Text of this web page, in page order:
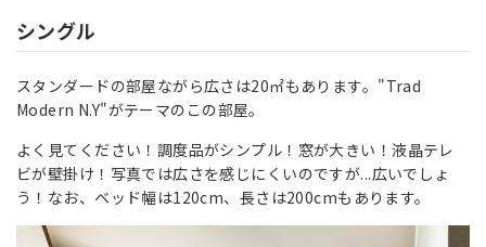
シングル
スタンダードの部屋ながら広さは20㎡もあります。"Trad
Modern N.Y"がテーマのこの部屋。
よく見てください！調度品がシンプル！窓が大きい！液晶テレ
ビが壁掛け！写真では広さを感じにくいのですが...広いでしょ
う！なお、ベッド幅は120cm、長さは200cmもあります。